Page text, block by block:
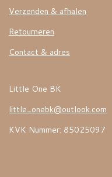
Verzenden & afhalen
Retourneren
Contact & adres
Little One BK
little_onebk@outlook.com
KVK Nummer: 85025097